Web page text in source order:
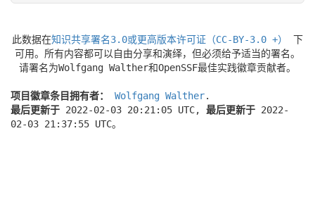
此数据在知识共享署名3.0或更高版本许可证（CC-BY-3.0 +）
下
可用。所有内容都可以自由分享和演绎，但必须给予适当的署名。
请署名为Wolfgang Walther和OpenSSF最佳实践徽章贡献者。
项目徽章条目拥有者： Wolfgang Walther.
最后更新于 2022-02-03 20:21:05 UTC, 最后更新于 2022-
02-03 21:37:55 UTC。